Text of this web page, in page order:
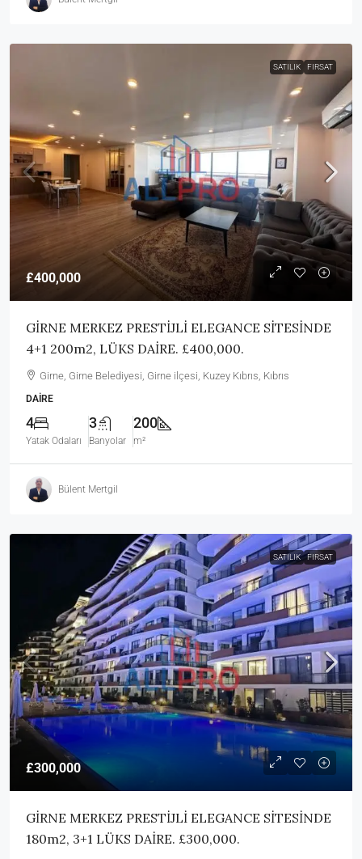
SATILIK FIRSAT
£400,000
GİRNE MERKEZ PRESTİJLİ ELEGANCE SİTESİNDE
4+1 200m2, LÜKS DAİRE. £400,000.
Girne, Girne Belediyesi, Girne ilçesi, Kuzey Kıbrıs, Kıbrıs
DAIRE
4
Yatak Odaları
3
Banyolar
200
m²
Bülent Mertgil
SATILIK FIRSAT
£300,000
GİRNE MERKEZ PRESTİJLİ ELEGANCE SİTESİNDE
180m2, 3+1 LÜKS DAİRE. £300,000.